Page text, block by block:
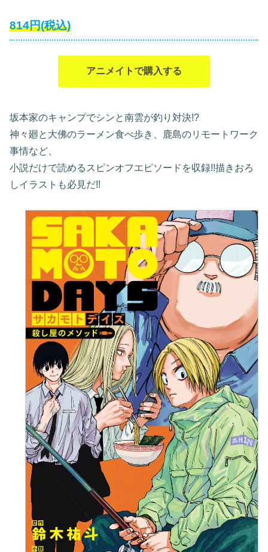
814円(税込)
アニメイトで購入する
坂本家のキャンプでシンと南雲が釣り対決!?
神々廻と大佛のラーメン食べ歩き、鹿島のリモートワーク
事情など、
小説だけで読めるスピンオフエピソードを収録!!描きおろ
しイラストも必見だ!!